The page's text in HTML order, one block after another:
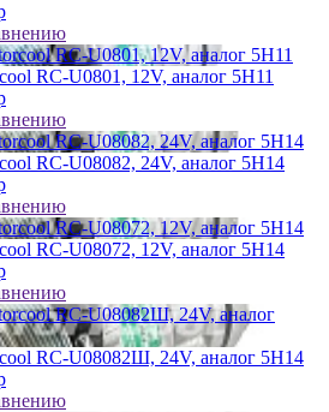
RC-U0801, 12V, аналог 5H11
RC-U08082, 24V, аналог 5H14
RC-U08072, 12V, аналог 5H14
RC-U08082Ш, 24V, аналог 5H14